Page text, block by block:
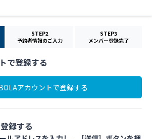
2
予約者情報のご入力
3
メンバー登録完了
で登録する
アカウントで登録する
録する